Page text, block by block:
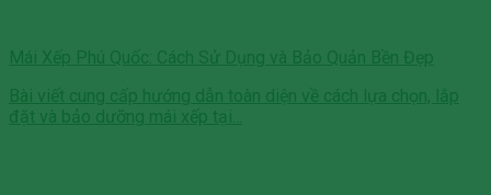
Mái Xếp Phú Quốc: Cách Sử Dụng và Bảo Quản Bền Đẹp
Bài viết cung cấp hướng dẫn toàn diện về cách lựa chọn, lắp
đặt và bảo dưỡng mái xếp tại...